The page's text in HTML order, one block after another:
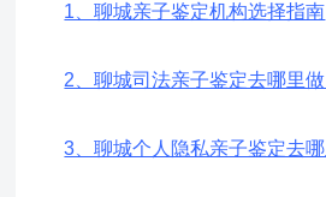
1、聊城亲子鉴定机构选择指南
2、聊城司法亲子鉴定去哪里做
3、聊城个人隐私亲子鉴定去哪